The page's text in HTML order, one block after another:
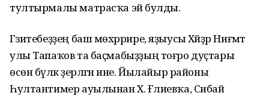
тултырмалы матрасҡа эйә булды.
Гәзитебеҙҙең баш мөхәррире, яҙыусы Хәйҙәр Ниғәмәт
улы Тапаҡов та баҫмабыҙҙың тоғро дуҫтары
өсөн бүләк әҙерләгән ине. Йылайыр районы
Һултантимер ауылынан Х. Ғәлиевҡа, Сибай